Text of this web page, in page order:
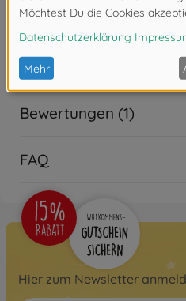
Bewertungen (1)
FAQ
Hier zum Newsletter